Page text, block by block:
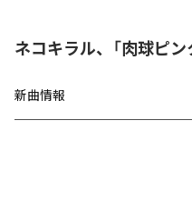
ネコキラル、「肉球ピ
新曲情報